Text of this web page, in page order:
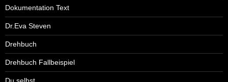
Dokumentation Text
Dr.Eva Steven
Drehbuch
Drehbuch Fallbeispiel
Du selbst